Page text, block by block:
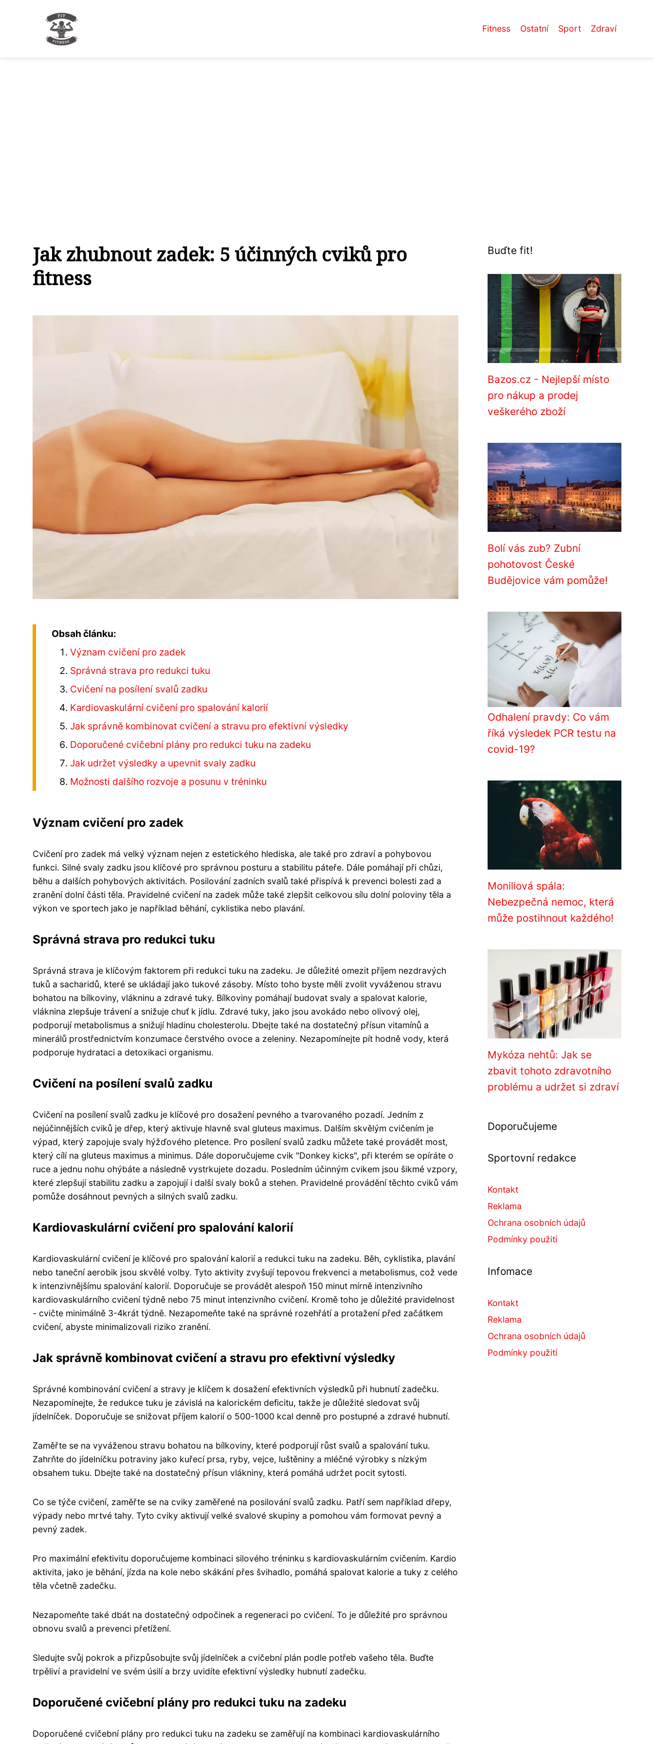
Fitness Ostatní Sport Zdraví
Jak zhubnout zadek: 5 účinných cviků pro
fitness
Obsah článku:
Význam cvičení pro zadek
Správná strava pro redukci tuku
Cvičení na posílení svalů zadku
Kardiovaskulární cvičení pro spalování kalorií
Jak správně kombinovat cvičení a stravu pro efektivní výsledky
Doporučené cvičební plány pro redukci tuku na zadeku
Jak udržet výsledky a upevnit svaly zadku
Možnosti dalšího rozvoje a posunu v tréninku
Význam cvičení pro zadek
Cvičení pro zadek má velký význam nejen z estetického hlediska, ale také pro zdraví a pohybovou
funkci. Silné svaly zadku jsou klíčové pro správnou posturu a stabilitu páteře. Dále pomáhají při chůzi,
běhu a dalších pohybových aktivitách. Posilování zadních svalů také přispívá k prevenci bolesti zad a
zranění dolní části těla. Pravidelné cvičení na zadek může také zlepšit celkovou sílu dolní poloviny těla a
výkon ve sportech jako je například běhání, cyklistika nebo plavání.
Správná strava pro redukci tuku
Správná strava je klíčovým faktorem při redukci tuku na zadeku. Je důležité omezit příjem nezdravých
tuků a sacharidů, které se ukládají jako tukové zásoby. Místo toho byste měli zvolit vyváženou stravu
bohatou na bílkoviny, vlákninu a zdravé tuky. Bílkoviny pomáhají budovat svaly a spalovat kalorie,
vláknina zlepšuje trávení a snižuje chuť k jídlu. Zdravé tuky, jako jsou avokádo nebo olivový olej,
podporují metabolismus a snižují hladinu cholesterolu. Dbejte také na dostatečný přísun vitamínů a
minerálů prostřednictvím konzumace čerstvého ovoce a zeleniny. Nezapomínejte pít hodně vody, která
podporuje hydrataci a detoxikaci organismu.
Cvičení na posílení svalů zadku
Cvičení na posílení svalů zadku je klíčové pro dosažení pevného a tvarovaného pozadí. Jedním z
nejúčinnějších cviků je dřep, který aktivuje hlavně sval gluteus maximus. Dalším skvělým cvičením je
výpad, který zapojuje svaly hýžďového pletence. Pro posílení svalů zadku můžete také provádět most,
který cílí na gluteus maximus a minimus. Dále doporučujeme cvik "Donkey kicks", při kterém se opíráte o
ruce a jednu nohu ohýbáte a následně vystrkujete dozadu. Posledním účinným cvikem jsou šikmé vzpory,
které zlepšují stabilitu zadku a zapojují i další svaly boků a stehen. Pravidelné provádění těchto cviků vám
pomůže dosáhnout pevných a silných svalů zadku.
Kardiovaskulární cvičení pro spalování kalorií
Kardiovaskulární cvičení je klíčové pro spalování kalorií a redukci tuku na zadeku. Běh, cyklistika, plavání
nebo taneční aerobik jsou skvělé volby. Tyto aktivity zvyšují tepovou frekvenci a metabolismus, což vede
k intenzivnějšímu spalování kalorií. Doporučuje se provádět alespoň 150 minut mírně intenzivního
kardiovaskulárního cvičení týdně nebo 75 minut intenzivního cvičení. Kromě toho je důležité pravidelnost
- cvičte minimálně 3-4krát týdně. Nezapomeňte také na správné rozehřátí a protažení před začátkem
cvičení, abyste minimalizovali riziko zranění.
Jak správně kombinovat cvičení a stravu pro efektivní výsledky
Správné kombinování cvičení a stravy je klíčem k dosažení efektivních výsledků při hubnutí zadečku.
Nezapomínejte, že redukce tuku je závislá na kalorickém deficitu, takže je důležité sledovat svůj
jídelníček. Doporučuje se snižovat příjem kalorií o 500-1000 kcal denně pro postupné a zdravé hubnutí.
Zaměřte se na vyváženou stravu bohatou na bílkoviny, které podporují růst svalů a spalování tuku.
Zahrňte do jídelníčku potraviny jako kuřecí prsa, ryby, vejce, luštěniny a mléčné výrobky s nízkým
obsahem tuku. Dbejte také na dostatečný přísun vlákniny, která pomáhá udržet pocit sytosti.
Co se týče cvičení, zaměřte se na cviky zaměřené na posilování svalů zadku. Patří sem například dřepy,
výpady nebo mrtvé tahy. Tyto cviky aktivují velké svalové skupiny a pomohou vám formovat pevný a
pevný zadek.
Pro maximální efektivitu doporučujeme kombinaci silového tréninku s kardiovaskulárním cvičením. Kardio
aktivita, jako je běhání, jízda na kole nebo skákání přes švihadlo, pomáhá spalovat kalorie a tuky z celého
těla včetně zadečku.
Nezapomeňte také dbát na dostatečný odpočinek a regeneraci po cvičení. To je důležité pro správnou
obnovu svalů a prevenci přetížení.
Sledujte svůj pokrok a přizpůsobujte svůj jídelníček a cvičební plán podle potřeb vašeho těla. Buďte
trpěliví a pravidelní ve svém úsilí a brzy uvidíte efektivní výsledky hubnutí zadečku.
Doporučené cvičební plány pro redukci tuku na zadeku
Doporučené cvičební plány pro redukci tuku na zadeku se zaměřují na kombinaci kardiovaskulárního
Buďte fit!
Bazos.cz - Nejlepší místo
pro nákup a prodej
veškerého zboží
Bolí vás zub? Zubní
pohotovost České
Budějovice vám pomůže!
Odhalení pravdy: Co vám
říká výsledek PCR testu na
covid-19?
Moniliová spála:
Nebezpečná nemoc, která
může postihnout každého!
Mykóza nehtů: Jak se
zbavit tohoto zdravotního
problému a udržet si zdraví
Doporučujeme
Sportovní redakce
Kontakt
Reklama
Ochrana osobních údajů
Podmínky použití
Infomace
Kontakt
Reklama
Ochrana osobních údajů
Podmínky použití